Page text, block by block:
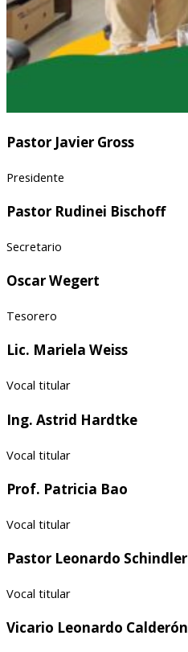
Pastor Javier Gross
Presidente
Pastor Rudinei Bischoff
Secretario
Oscar Wegert
Tesorero
Lic. Mariela Weiss​
Vocal titular​
Ing. Astrid Hardtke​
Vocal titular​
Prof. Patricia Bao
Vocal titular​​
Pastor Leonardo Schindler
Vocal titular​
Vicario Leonardo Calderón